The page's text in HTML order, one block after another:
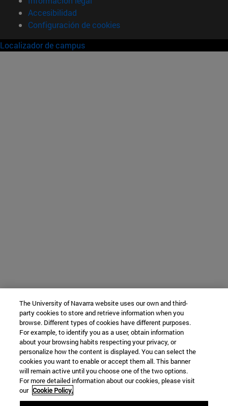
Accesibilidad
Configuración de cookies
Localizador de campus
The University of Navarra website uses our own and third-
party cookies to store and retrieve information when you
browse. Different types of cookies have different purposes.
For example, to identify you as a user, obtain information
about your browsing habits respecting your privacy, or
personalize how the content is displayed. You can select the
cookies you want to enable or accept them all. This banner
will remain active until you choose one of the two options.
For more detailed information about our cookies, please visit
our Cookie Policy.